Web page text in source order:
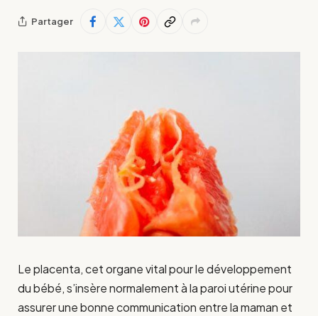
Partager
Le placenta, cet organe vital pour le développement
du bébé, s’insère normalement à la paroi utérine pour
assurer une bonne communication entre la maman et